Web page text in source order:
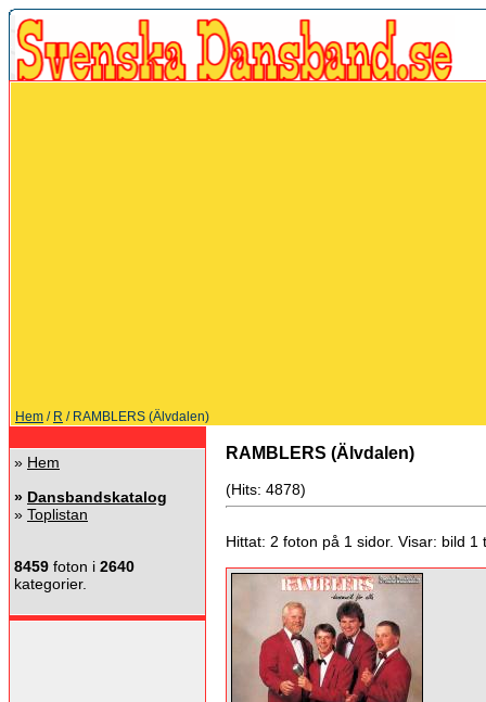
Hem / R / RAMBLERS (Älvdalen)
» Hem
» Dansbandskatalog
» Toplistan
8459 foton i 2640
kategorier.
RAMBLERS (Älvdalen)
(Hits: 4878)
Hittat: 2 foton på 1 sidor. Visar: bild 1